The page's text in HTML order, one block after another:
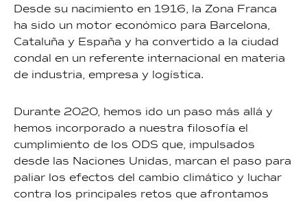
Desde su nacimiento en 1916, la Zona Franca
ha sido un motor económico para Barcelona,
Cataluña y España y ha convertido a la ciudad
condal en un referente internacional en materia
de industria, empresa y logística.
Durante 2020, hemos ido un paso más allá y
hemos incorporado a nuestra filosofía el
cumplimiento de los ODS que, impulsados
desde las Naciones Unidas, marcan el paso para
paliar los efectos del cambio climático y luchar
contra los principales retos que afrontamos